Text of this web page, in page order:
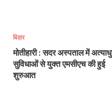
बिहार
मोतीहारी : सदर अस्पताल में
सुविधाओं से युक्त एमसीएच की हुई
शुरुआत